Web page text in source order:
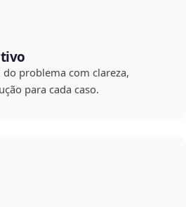
problema com clareza,
para cada caso.